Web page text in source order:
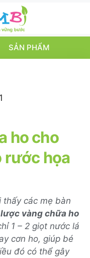
SẢN PHẨM
ho cho
rước họa
thấy các mẹ bàn
vàng chữa ho
1 – 2 giọt nước lá
cơn ho, giúp bé
đó có thể gây